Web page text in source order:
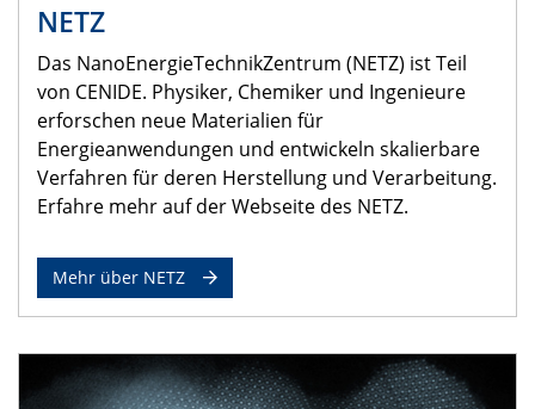
NETZ
Das NanoEnergieTechnikZentrum (NETZ) ist Teil
von CENIDE. Physiker, Chemiker und Ingenieure
erforschen neue Materialien für
Energieanwendungen und entwickeln skalierbare
Verfahren für deren Herstellung und Verarbeitung.
Erfahre mehr auf der Webseite des NETZ.
Mehr über NETZ